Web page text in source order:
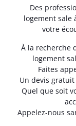
Des
logement sale
votre
À la recherche
logement
Faites
Un devis
Quel que soit
Appelez-nous